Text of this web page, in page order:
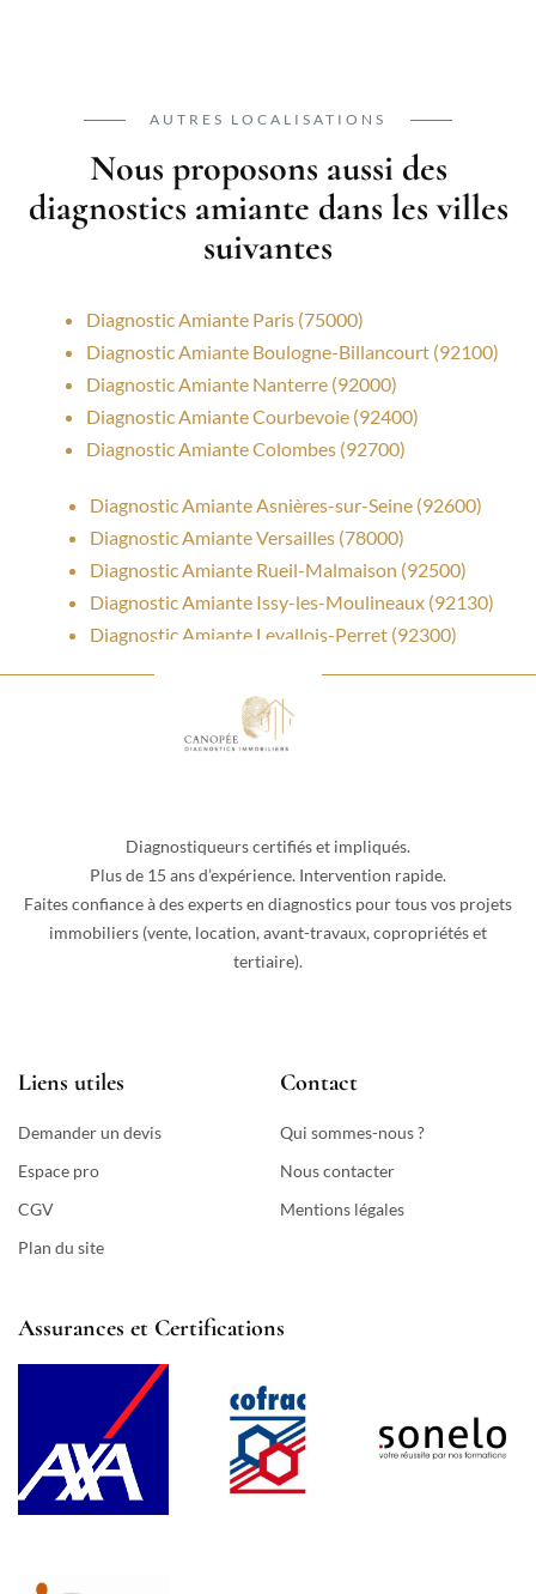
AUTRES LOCALISATIONS
Nous proposons aussi des
diagnostics amiante dans les villes
suivantes
Diagnostic Amiante Paris (75000)
Diagnostic Amiante Boulogne-Billancourt (92100)
Diagnostic Amiante Nanterre (92000)
Diagnostic Amiante Courbevoie (92400)
Diagnostic Amiante Colombes (92700)
Diagnostic Amiante Asnières-sur-Seine (92600)
Diagnostic Amiante Versailles (78000)
Diagnostic Amiante Rueil-Malmaison (92500)
Diagnostic Amiante Issy-les-Moulineaux (92130)
Diagnostic Amiante Levallois-Perret (92300)
Diagnostiqueurs certifiés et impliqués.
Plus de 15 ans d’expérience. Intervention rapide.
Faites confiance à des experts en diagnostics pour tous vos projets
immobiliers (vente, location, avant-travaux, copropriétés et
tertiaire).
Liens utiles
Demander un devis
Espace pro
CGV
Plan du site
Contact
Qui sommes-nous ?
Nous contacter
Mentions légales
Assurances et Certifications